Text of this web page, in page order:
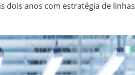
dois anos com estratégia de linhas